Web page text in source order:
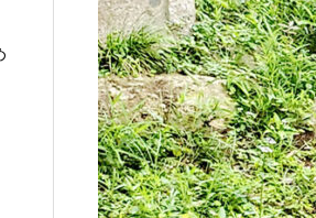
へ行って
風の強い5